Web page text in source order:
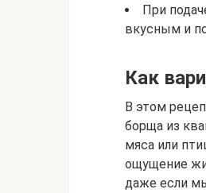
При
вкусным и
Как
В этом
борща из
мяса или
ощущение
даже если